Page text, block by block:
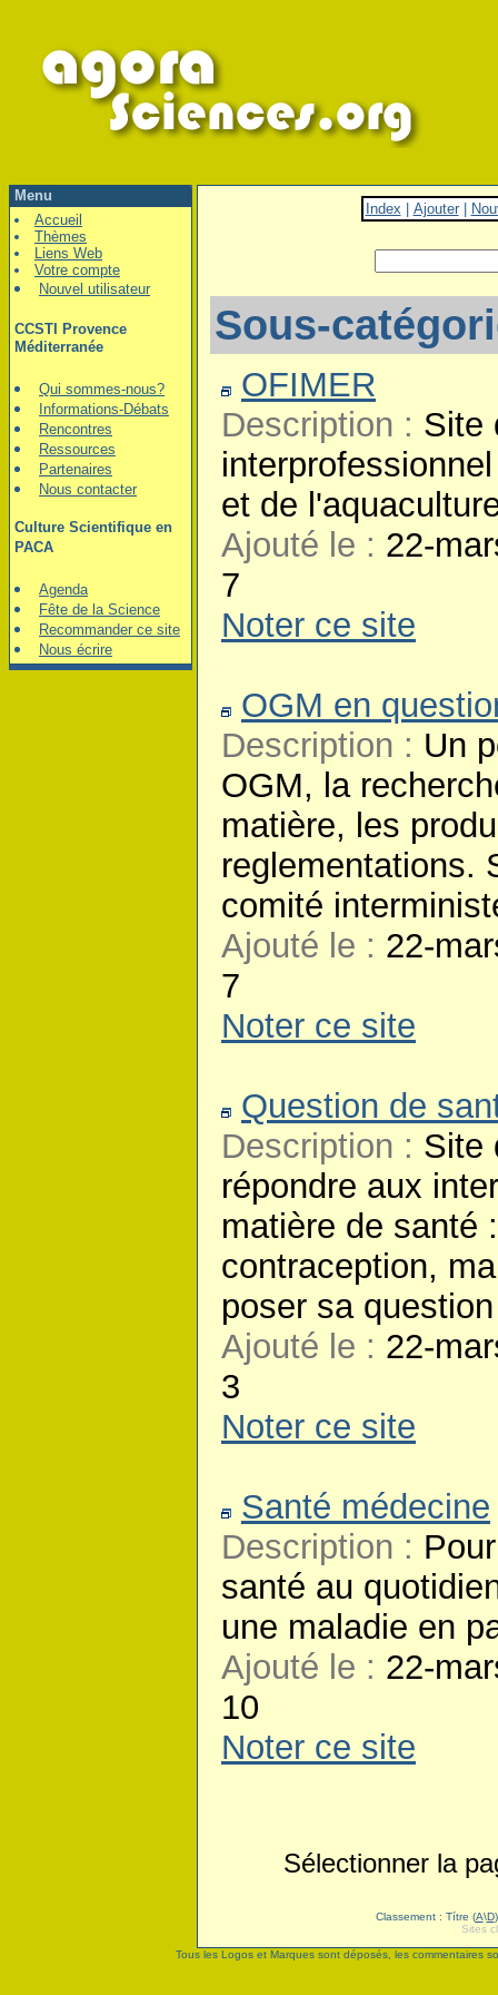
Menu
Accueil
Thèmes
Liens Web
Votre compte
Nouvel utilisateur
CCSTI Provence
Méditerranée
Qui sommes-nous?
Informations-Débats
Rencontres
Ressources
Partenaires
Nous contacter
Culture Scientifique en
PACA
Agenda
Fête de la Science
Recommander ce site
Nous écrire
Index Ajouter
Sous-
OFIMER
Description : Site
et de
Ajouté le : 22-
7
Noter ce site
OGM en
Description : Un
OGM, la
matière, les
reglementations.
comité
Ajouté le : 22-
7
Noter ce site
Question de
Description : Site
répondre aux
matière de santé
contraception,
poser sa
Ajouté le : 22-
3
Noter ce site
Santé médecine
Description :
santé au
une maladie en
Ajouté le : 22-
10
Noter ce site
Sélectionner la
Classement : Títre (A\D
Sites
Tous les Logos et Marques sont déposés, les commentaires